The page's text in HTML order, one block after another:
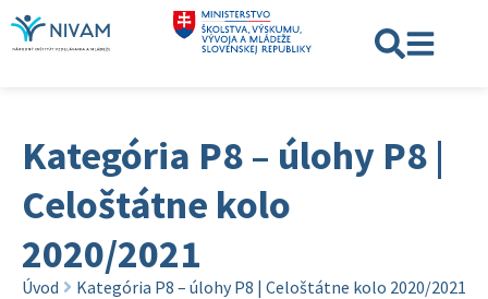
Kategória P8 – úlohy P8 |
Celoštátne kolo
2020/2021
Úvod Kategória P8 – úlohy P8 | Celoštátne kolo 2020/2021